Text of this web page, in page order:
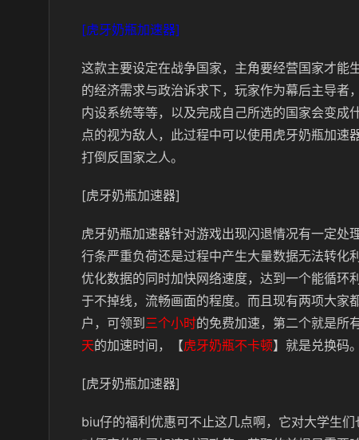
[虎牙奶瓶加速器]
这款主要设定在战争国家，主角要经营国家才能
的经济需求与政治诉求下，玩家作为幕后主导者
内设系统等等，以及完成自己所选的国家会变成
点的视为敌人，此过程中可以使用虎牙奶瓶加速
打倒反国家之人。
[虎牙奶瓶加速器]
虎牙奶瓶加速器针对游戏出现闪退情况有一定处
行条严重负荷还是过程中产生大量数据无法转化
优化数据的同时加快网络速度，达到一个能循环
于不掉线，流畅画面的程度。而且现有两项大家
户，可领到 三个小时的免费加速，第二个就是所
天的加速时间，【虎牙奶瓶不卡顿】就是兑换码。
[虎牙奶瓶加速器]
biu仔的福利优惠可不止这几点啊，它对大学生